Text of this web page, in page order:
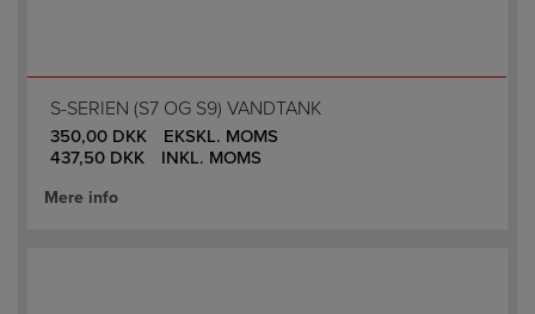
S-SERIEN (S7 OG S9) VANDTANK
350,00 DKK
EKSKL. MOMS
437,50 DKK INKL. MOMS
Mere info